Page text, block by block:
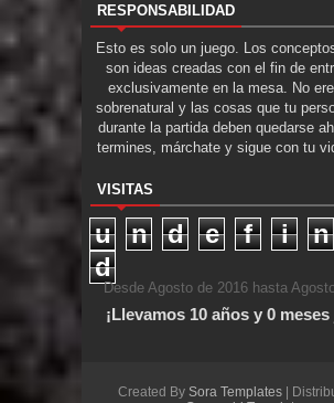
RESPONSABILIDAD
Esto es solo un juego. Los
son ideas creadas con el fin de
exclusivamente en la mesa. No
sobrenatural y las cosas que tu
durante la partida deben quedarse
termines, márchate y sigue con tu
VISITAS
u n d e f i n
d
Desde Agosto de 2016 hasta
¡Llevamos 10 años y 0
Created By Sora Templates |